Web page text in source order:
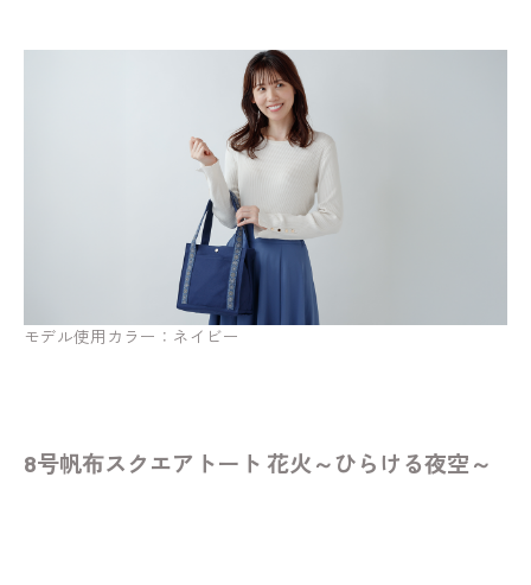
モデル使用カラー：ネイビー
8号帆布スクエアトート 花火～ひらける夜空～